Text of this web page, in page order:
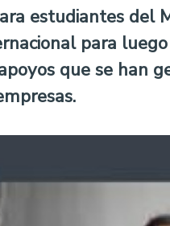
estudiantes del
para
que se han